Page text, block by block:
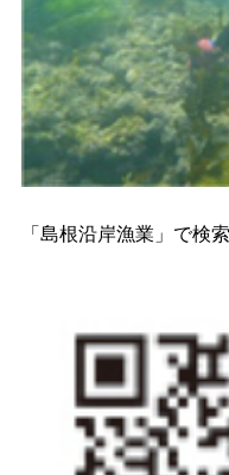
「島根沿岸漁業」で検索